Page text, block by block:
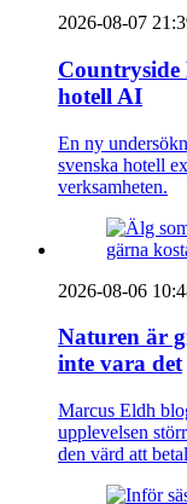
2026-08-07
Countryside
hotell AI
En ny
svenska hotell
verksamheten.
2026-08-06
Naturen är
inte vara det
Marcus Eldh
upplevelsen
den värd att